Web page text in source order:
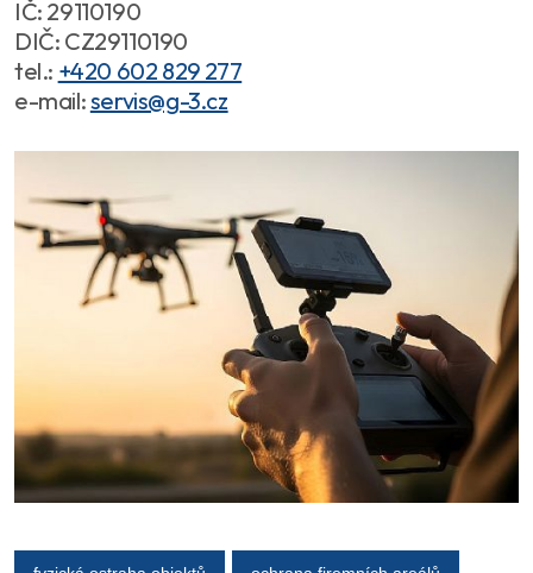
IČ: 29110190
DIČ: CZ29110190
tel.: +420 602 829 277
e-mail:servis@g-3.cz